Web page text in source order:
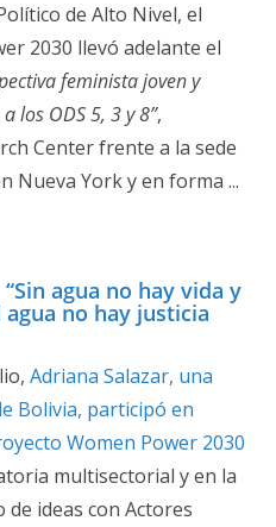
de Alto Nivel, el
2030 llevó adelante el
feminista joven y
los ODS 5, 3 y 8”,
Center frente a la sede
Nueva York y en forma ...
“Sin agua no hay vida y
no hay justicia
Adriana Salazar, una
Bolivia, participó en
Women Power 2030
multisectorial y en la
ideas con Actores